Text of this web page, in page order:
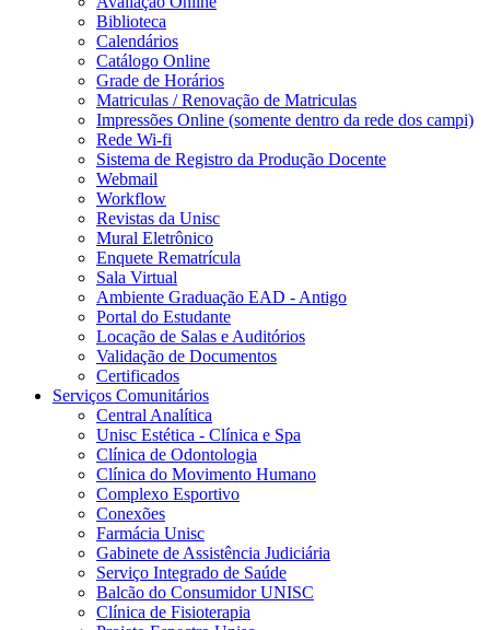
Biblioteca
Calendários
Catálogo Online
Grade de Horários
Matriculas / Renovação de Matriculas
Impressões Online (somente dentro da rede dos campi)
Rede Wi-fi
Sistema de Registro da Produção Docente
Webmail
Workflow
Revistas da Unisc
Mural Eletrônico
Enquete Rematrícula
Sala Virtual
Ambiente Graduação EAD - Antigo
Portal do Estudante
Locação de Salas e Auditórios
Validação de Documentos
Certificados
Serviços Comunitários
Central Analítica
Unisc Estética - Clínica e Spa
Clínica de Odontologia
Clínica do Movimento Humano
Complexo Esportivo
Conexões
Farmácia Unisc
Gabinete de Assistência Judiciária
Serviço Integrado de Saúde
Balcão do Consumidor UNISC
Clínica de Fisioterapia